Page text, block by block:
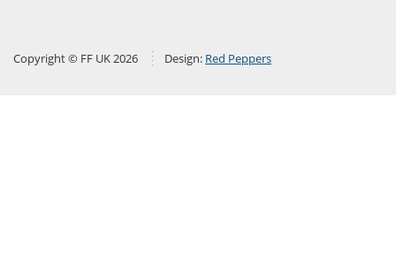
Copyright © FF UK 2026 Design: Red Peppers